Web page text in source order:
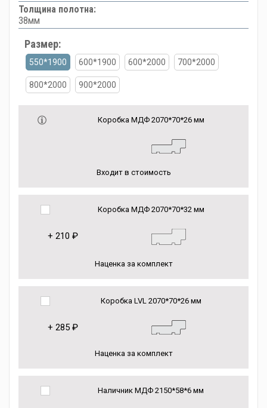
Толщина полотна:
38мм
Размер:
550*1900 600*1900 600*2000 700*2000
800*2000 900*2000
Коробка МДФ 2070*70*26 мм
Входит в стоимость
Коробка МДФ 2070*70*32 мм
+ 210 ₽
Наценка за комплект
Коробка LVL 2070*70*26 мм
+ 285 ₽
Наценка за комплект
Наличник МДФ 2150*58*6 мм